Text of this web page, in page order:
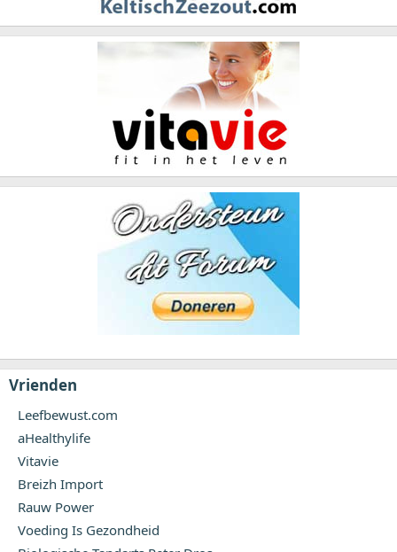
Vrienden
Leefbewust.com
aHealthylife
Vitavie
Breizh Import
Rauw Power
Voeding Is Gezondheid